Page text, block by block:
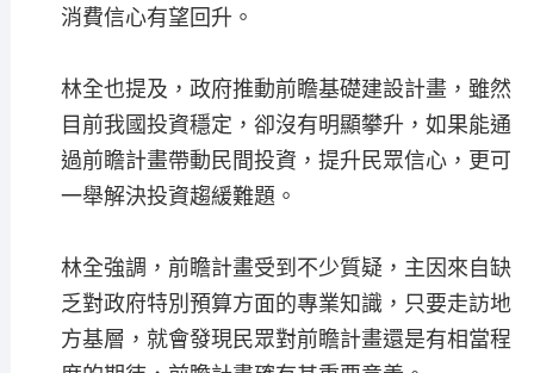
消費信心有望回升。
林全也提及，政府推動前瞻基礎建設計畫，雖然
目前我國投資穩定，卻沒有明顯攀升，如果能通
過前瞻計畫帶動民間投資，提升民眾信心，更可
一舉解決投資趨緩難題。
林全強調，前瞻計畫受到不少質疑，主因來自缺
乏對政府特別預算方面的專業知識，只要走訪地
方基層，就會發現民眾對前瞻計畫還是有相當程